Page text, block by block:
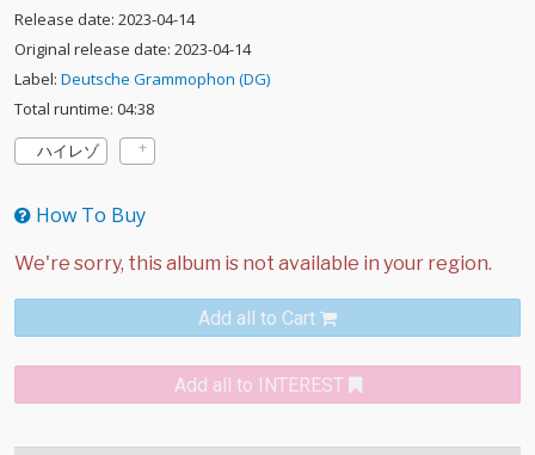
Release date: 2023-04-14
Original release date: 2023-04-14
Label: Deutsche Grammophon (DG)
Total runtime: 04:38
ハイレゾ
How To Buy
Add all to Cart
Add all to INTEREST